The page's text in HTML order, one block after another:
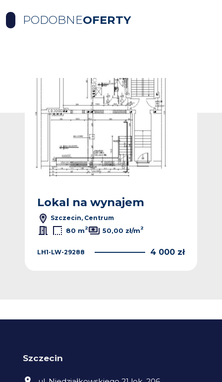
PODOBNEOFERTY
Lokal na wynajem
Szczecin, Centrum
80 m2 50,00 zł/m2
LH1-LW-29288 4 000 zł
Szczecin